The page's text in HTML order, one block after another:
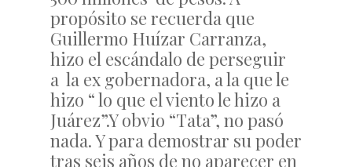
propósito se recuerda que
Guillermo Huízar Carranza,
hizo el escándalo de perseguir
a la ex gobernadora, a la que le
hizo “ lo que el viento le hizo a
Juárez”.Y obvio “Tata”, no pasó
nada. Y para demostrar su poder
tras seis años de no aparecer en